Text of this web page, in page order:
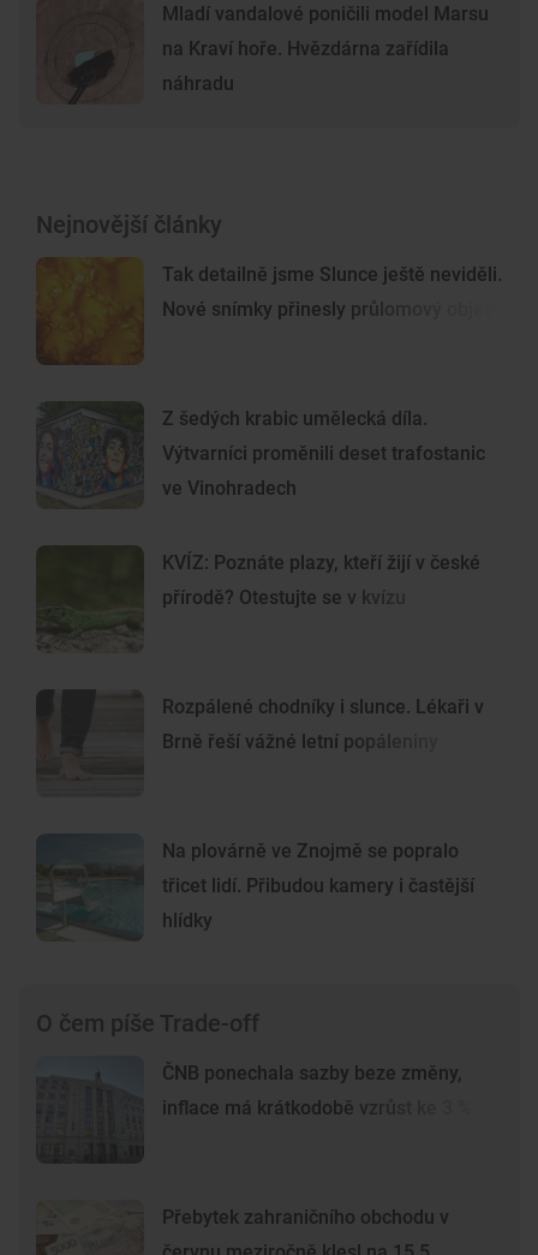
Mladí vandalové poničili model Marsu
na Kraví hoře. Hvězdárna zařídila
náhradu
Nejnovější články
Tak detailně jsme Slunce ještě neviděli.
Nové snímky přinesly průlomový objev
Z šedých krabic umělecká díla.
Výtvarníci proměnili deset trafostanic
ve Vinohradech
KVÍZ: Poznáte plazy, kteří žijí v české
přírodě? Otestujte se v kvízu
Rozpálené chodníky i slunce. Lékaři v
Brně řeší vážné letní popáleniny
Na plovárně ve Znojmě se popralo
třicet lidí. Přibudou kamery i častější
hlídky
O čem píše Trade-off
ČNB ponechala sazby beze změny,
inflace má krátkodobě vzrůst ke 3 %
Přebytek zahraničního obchodu v